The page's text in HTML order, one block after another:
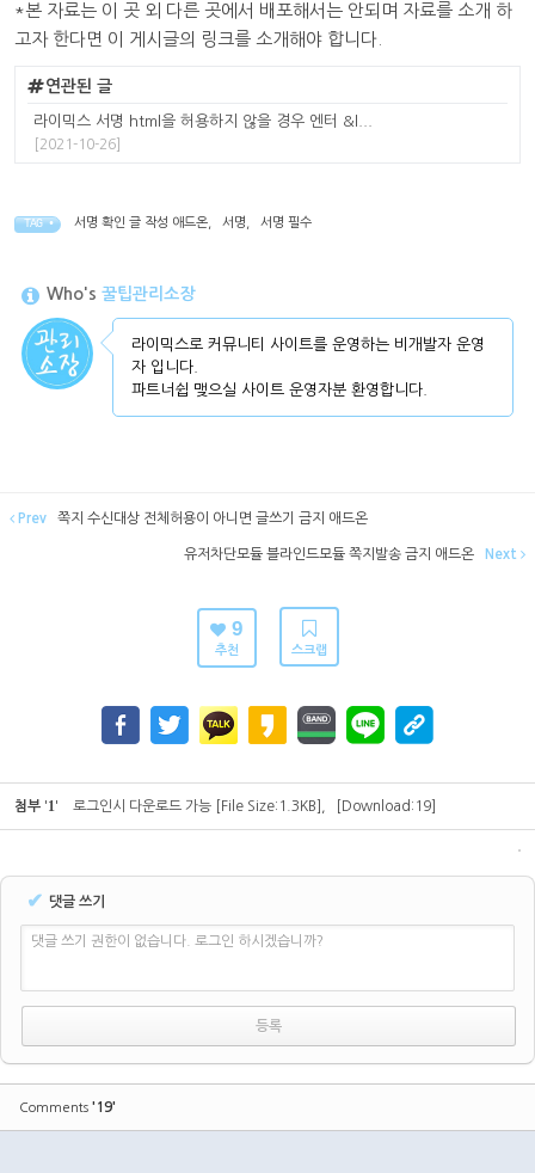
*본 자료는 이 곳 외 다른 곳에서 배포해서는 안되며 자료를 소개 하
고자 한다면 이 게시글의 링크를 소개해야 합니다.
연관된 글
라이믹스 서명 html을 허용하지 않을 경우 엔터 &l...
[2021-10-26]
TAG • 서명 확인 글 작성 애드온 서명 서명 필수
Who's 꿀팁관리소장
라이믹스로 커뮤니티 사이트를 운영하는 비개발자 운영
자 입니다.
파트너쉽 맺으실 사이트 운영자분 환영합니다.
Prev 쪽지 수신대상 전체허용이 아니면 글쓰기 금지 애드온
유저차단모듈 블라인드모듈 쪽지발송 금지 애드온 Next
9
추천 스크랩
첨부 '1' 로그인시 다운로드 가능 [File Size:1.3KB] [Download:19]
✔ 댓글 쓰기
댓글 쓰기 권한이 없습니다. 로그인 하시겠습니까?
Comments '19'